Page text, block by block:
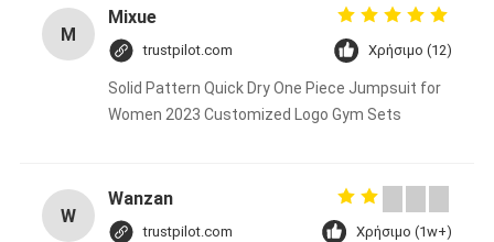
M
Mixue
trustpilot.com Χρήσιμο (12)
Solid Pattern Quick Dry One Piece Jumpsuit for
Women 2023 Customized Logo Gym Sets
W
Wanzan
trustpilot.com Χρήσιμο (1w+)